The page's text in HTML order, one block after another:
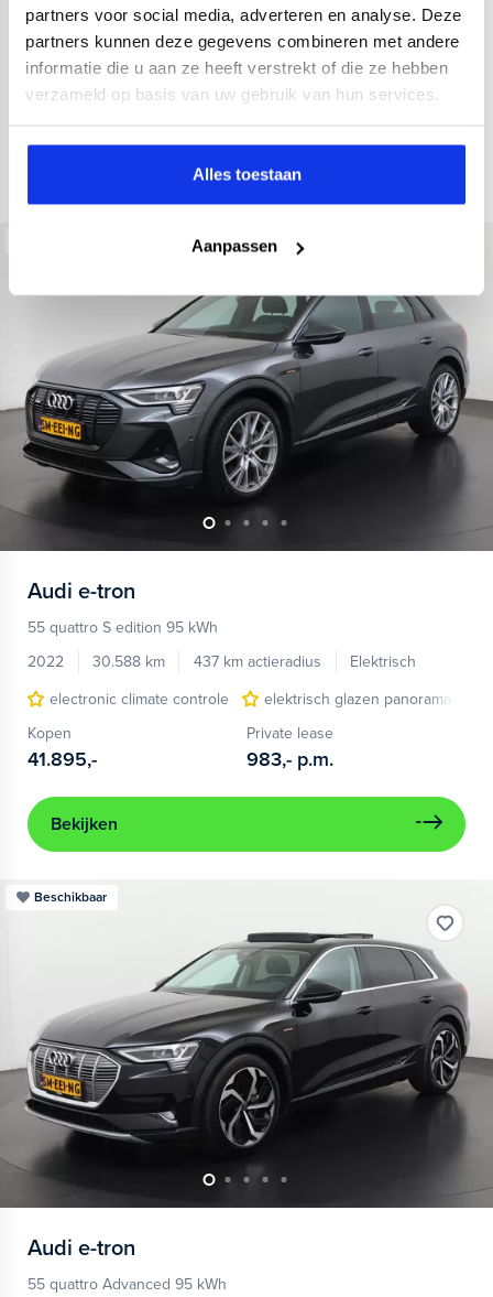
partners voor social media, adverteren en analyse. Deze
partners kunnen deze gegevens combineren met andere
informatie die u aan ze heeft verstrekt of die ze hebben
verzameld op basis van uw gebruik van hun services.
Alles toestaan
Aanpassen
Hybride benzine
Automaat
achteruitrijcamera
Apple Carplay/Android Auto
Kopen
Op aanvraag
Audi e-tron
55 quattro S edition 95 kWh
2022
30.588 km 437 km actieradius
Elektrisch
electronic climate controle
elektrisch glazen panorama-dak
Kopen
41.895,-
Private lease
983,- p.m.
Bekijken
Beschikbaar
Audi e-tron
55 quattro Advanced 95 kWh